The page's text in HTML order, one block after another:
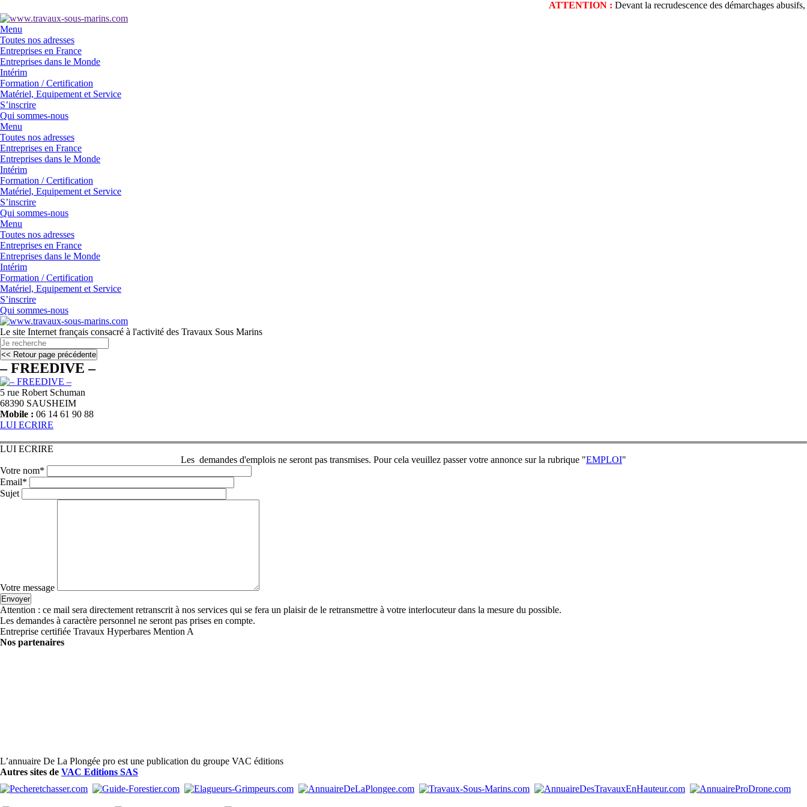
ATTENTION :Devant la recrudescence des démarchages abusifs,
Menu
Toutes nos adresses
Entreprises en France
Entreprises dans le Monde
Intérim
Formation / Certification
Matériel, Equipement et Service
S’inscrire
Qui sommes-nous
Menu
Toutes nos adresses
Entreprises en France
Entreprises dans le Monde
Intérim
Formation / Certification
Matériel, Equipement et Service
S’inscrire
Qui sommes-nous
Menu
Toutes nos adresses
Entreprises en France
Entreprises dans le Monde
Intérim
Formation / Certification
Matériel, Equipement et Service
S’inscrire
Qui sommes-nous
Le site Internet français consacré à l'activité des Travaux Sous Marins
– FREEDIVE –
5 rue Robert Schuman
68390 SAUSHEIM
Mobile : 06 14 61 90 88
LUI ECRIRE
LUI ECRIRE
Les demandes d'emplois ne seront pas transmises. Pour cela veuillez passer votre annonce sur la rubrique "EMPLOI"
Votre nom*
Email*
Sujet
Votre message
Attention : ce mail sera directement retranscrit à nos services qui se fera un plaisir de le retransmettre à votre interlocuteur dans la mesure du possible.
Les demandes à caractère personnel ne seront pas prises en compte.
Entreprise certifiée Travaux Hyperbares Mention A
Nos partenaires
L’annuaire De La Plongée pro est une publication du groupe VAC éditions
Autres sites de VAC Editions SAS